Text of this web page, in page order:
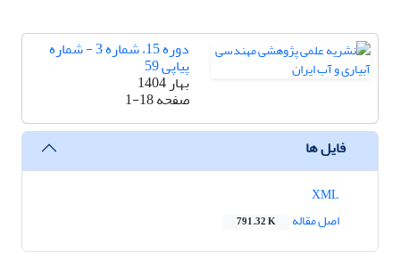
دوره 15، شماره 3 - شماره
پیاپی 59
بهار 1404
صفحه1-18
فایل ها
اصل مقاله
791.32 K